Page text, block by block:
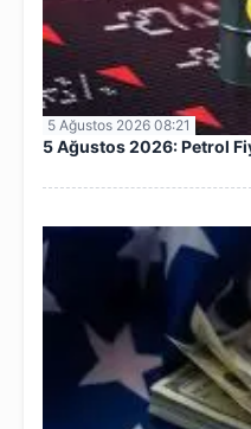
5 Ağustos 2026 08:21
5 Ağustos 2026: Petrol